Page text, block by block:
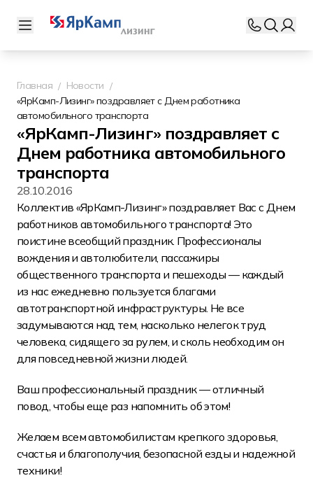
Главная
Новости
«ЯрКамп-Лизинг» поздравляет с Днем работника
автомобильного транспорта
«ЯрКамп-Лизинг» поздравляет с
Днем работника автомобильного
транспорта
28.10.2016
Коллектив «ЯрКамп-Лизинг» поздравляет Вас с Днем
работников автомобильного транспорта! Это
поистине всеобщий праздник. Профессионалы
вождения и автолюбители, пассажиры
общественного транспорта и пешеходы — каждый
из нас ежедневно пользуется благами
автотранспортной инфраструктуры. Не все
задумываются над тем, насколько нелегок труд
человека, сидящего за рулем, и сколь необходим он
для повседневной жизни людей.
Ваш профессиональный праздник — отличный
повод, чтобы еще раз напомнить об этом!
Желаем всем автомобилистам крепкого здоровья,
счастья и благополучия, безопасной езды и надежной
техники!